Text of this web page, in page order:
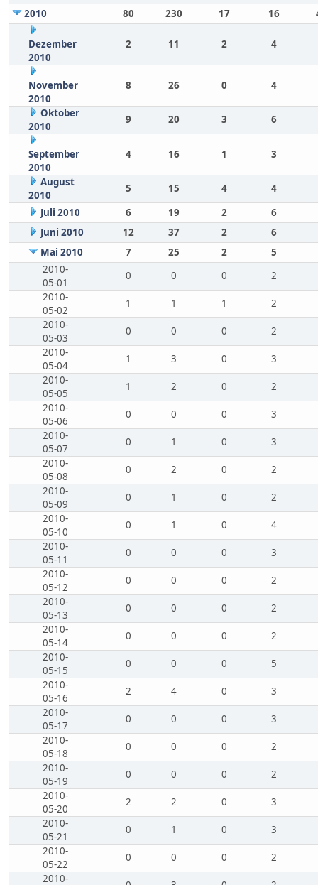
2010
80 230 17 16
Dezember
2010
2 11 2 4
November
2010
8 26 0 4
Oktober
2010
9 20 3 6
September
2010
4 16 1 3
August
2010
5 15 4
4
Juli 2010
6 19 2
6
Juni 2010
12 37 2
6
Mai 2010
7 25 2
5
2010-
05-01
0 0 0
2
2010-
05-02
1 1 1
2
2010-
05-03
0 0 0
2
2010-
05-04
1 3 0
3
2010-
05-05
1 2 0
2
2010-
05-06
0 0 0
3
2010-
05-07
0 1 0
3
2010-
05-08
0 2 0
2
2010-
05-09
0 1 0
2
2010-
05-10
0 1 0
4
2010-
05-11
0 0 0
3
2010-
05-12
0 0 0
2
2010-
05-13
0 0 0
2
2010-
05-14
0 0 0
2
2010-
05-15
0 0 0
5
2010-
05-16
2 4 0
3
2010-
05-17
0 0 0
3
2010-
05-18
0 0 0
2
2010-
05-19
0 0 0
2
2010-
05-20
2 2 0
3
2010-
05-21
0 1 0
3
2010-
05-22
0 0 0
2
2010-